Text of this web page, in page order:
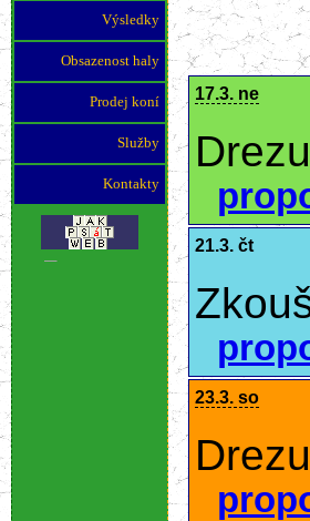
17.3. ne
21.3. čt
23.3. so
Výsledky
Obsazenost haly
Prodej koní
Služby
Kontakty